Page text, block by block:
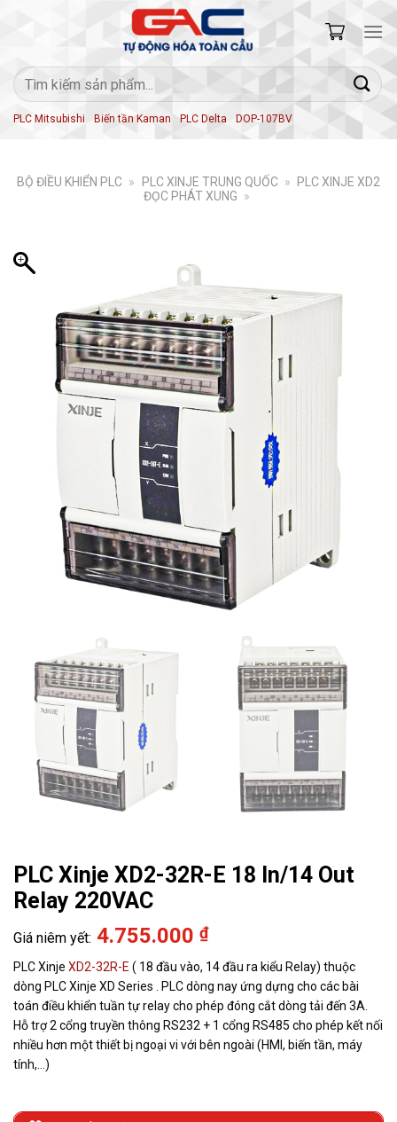
Tìm
kiếm:
PLC Mitsubishi Biến tần Kaman PLC Delta DOP-107BV
BỘ ĐIỀU KHIỂN PLC » PLC XINJE TRUNG QUỐC »
PLC XINJE XD2
ĐỌC PHÁT XUNG »
PLC Xinje XD2-32R-E 18 In/14 Out
Relay 220VAC
4.755.000 ₫
PLC Xinje XD2-32R-E ( 18 đầu vào, 14 đầu ra kiểu Relay) thuộc
dòng PLC Xinje XD Series . PLC dòng nay ứng dựng cho các bài
toán điều khiển tuần tự relay cho phép đóng cắt dòng tải đến 3A.
Hỗ trợ 2 cổng truyền thông RS232 + 1 cổng RS485 cho phép kết nối
nhiều hơn một thiết bị ngoại vi với bên ngoài (HMI, biến tần, máy
tính,…)